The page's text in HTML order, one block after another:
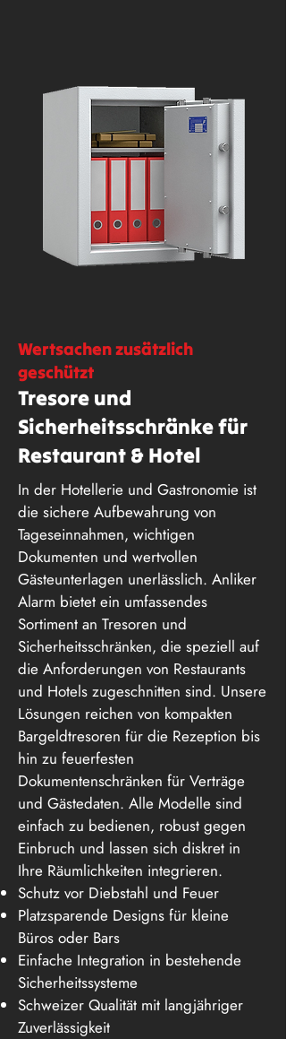
Wertsachen zusätzlich
geschützt
Tresore und
Sicherheitsschränke für
Restaurant & Hotel
In der Hotellerie und Gastronomie ist
die sichere Aufbewahrung von
Tageseinnahmen, wichtigen
Dokumenten und wertvollen
Gästeunterlagen unerlässlich. Anliker
Alarm bietet ein umfassendes
Sortiment an Tresoren und
Sicherheitsschränken, die speziell auf
die Anforderungen von Restaurants
und Hotels zugeschnitten sind. Unsere
Lösungen reichen von kompakten
Bargeldtresoren für die Rezeption bis
hin zu feuerfesten
Dokumentenschränken für Verträge
und Gästedaten. Alle Modelle sind
einfach zu bedienen, robust gegen
Einbruch und lassen sich diskret in
Ihre Räumlichkeiten integrieren.
Schutz vor Diebstahl und Feuer
Platzsparende Designs für kleine
Büros oder Bars
Einfache Integration in bestehende
Sicherheitssysteme
Schweizer Qualität mit langjähriger
Zuverlässigkeit